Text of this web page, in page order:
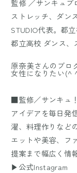
監修 ／サンキュブ
ストレッチ、ダン
STUDIO代表。都
都立高校 ダンス、
原奈美さんのブロ
女性になりたい(^
■監修／サンキュ
アイデアを毎日発
濯、料理作りなど
エットや美容、フ
提案まで幅広く情
▶公式Instagram